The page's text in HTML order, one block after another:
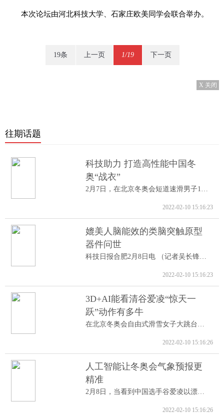
本次论坛由河北科技大学、石家庄欧美同学会联合举办。
19条 上一页 1/19 下一页
X 关闭
往期话题
科技助力 打造高性能中国冬
奥“战衣”
2022-02-10 15:16:23
媲美人脑能效的类脑突触原型
器件问世
2022-02-10 15:16:23
3D+AI能看清谷爱凌“惊天一
跃”动作有多牛
2022-02-10 15:16:26
人工智能让冬奥会气象预报更
精准
2022-02-10 15:16:26